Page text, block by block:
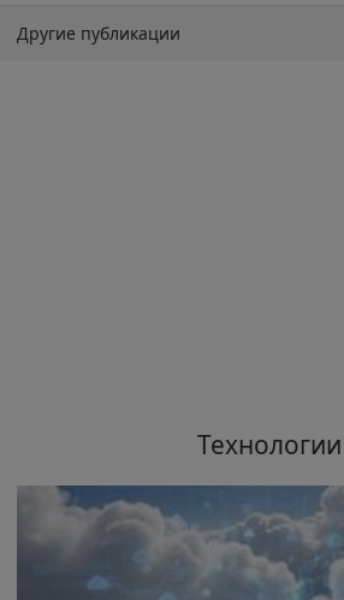
Другие публикации
Технологии